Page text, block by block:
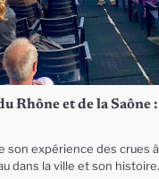
Rhône et de la Saône
son expérience des crues
dans la ville et son histoire.